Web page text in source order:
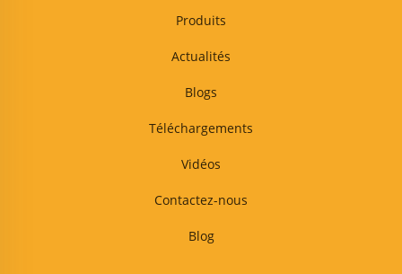
Produits
Actualités
Blogs
Téléchargements
Vidéos
Contactez-nous
Blog